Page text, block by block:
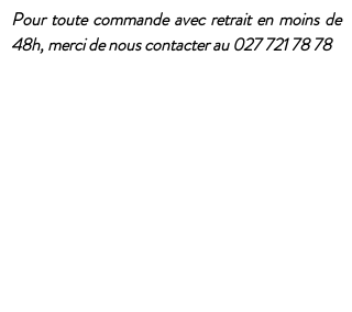
Pour toute commande avec retrait en moins de
48h, merci de nous contacter au027 721 78 78